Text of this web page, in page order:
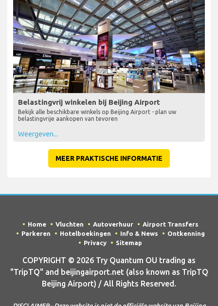
Belastingvrij winkelen bij Beijing Airport
Bekijk alle beschikbare winkels op Beijing Airport - plan uw
belastingvrije aankopen van tevoren
Weergeven...
MEER PRAKTISCHE INFORMATIE
Home Vluchten Autoverhuur
Airport Transfers
Parkeren
Hotelboekingen Info & News
Ontkenning
Privacy
Sitemap
COPYRIGHT © 2026 Try Quantum OU trading as
"TripTQ" and beijingairport.net (also known as TripTQ
Beijing Airport) / All Rights Reserved.